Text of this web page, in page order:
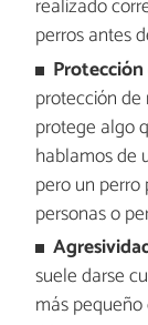
realizado
perros antes
protección
protege algo
hablamos de
pero un
personas o
suele darse
más